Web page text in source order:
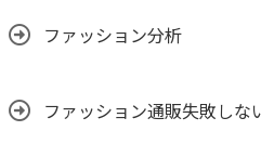
ファッション分析
ファッション通販失敗しな